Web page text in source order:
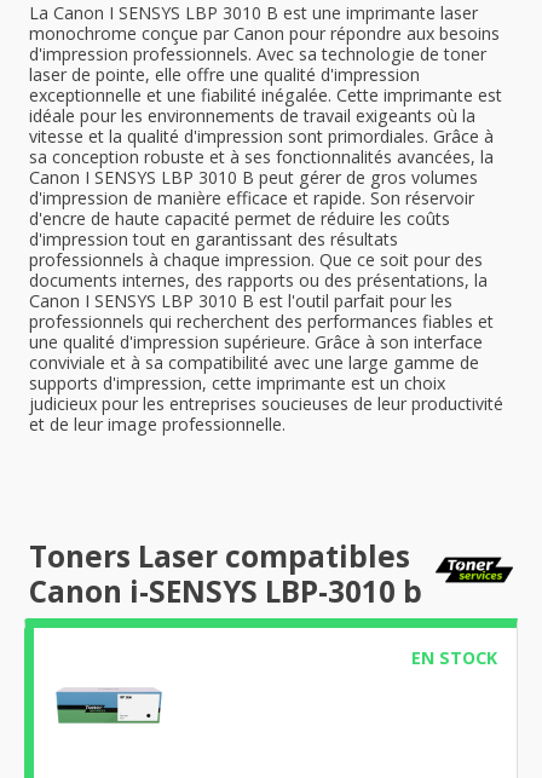
La Canon I SENSYS LBP 3010 B est une imprimante laser
monochrome conçue par Canon pour répondre aux besoins
d'impression professionnels. Avec sa technologie de toner
laser de pointe, elle offre une qualité d'impression
exceptionnelle et une fiabilité inégalée. Cette imprimante est
idéale pour les environnements de travail exigeants où la
vitesse et la qualité d'impression sont primordiales. Grâce à
sa conception robuste et à ses fonctionnalités avancées, la
Canon I SENSYS LBP 3010 B peut gérer de gros volumes
d'impression de manière efficace et rapide. Son réservoir
d'encre de haute capacité permet de réduire les coûts
d'impression tout en garantissant des résultats
professionnels à chaque impression. Que ce soit pour des
documents internes, des rapports ou des présentations, la
Canon I SENSYS LBP 3010 B est l'outil parfait pour les
professionnels qui recherchent des performances fiables et
une qualité d'impression supérieure. Grâce à son interface
conviviale et à sa compatibilité avec une large gamme de
supports d'impression, cette imprimante est un choix
judicieux pour les entreprises soucieuses de leur productivité
et de leur image professionnelle.
Toners Laser compatibles
Canon i-SENSYS LBP-3010 b
EN STOCK